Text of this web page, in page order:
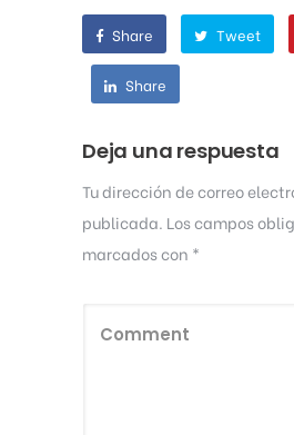
Share Tweet
Share
Deja una respuesta
Tu dirección de correo
publicada. Los campos
marcados con *